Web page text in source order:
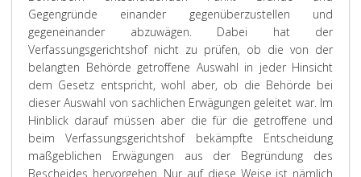
Gegengründe einander gegenüberzustellen und
gegeneinander abzuwägen. Dabei hat der
Verfassungsgerichtshof nicht zu prüfen, ob die von der
belangten Behörde getroffene Auswahl in jeder Hinsicht
dem Gesetz entspricht, wohl aber, ob die Behörde bei
dieser Auswahl von sachlichen Erwägungen geleitet war. Im
Hinblick darauf müssen aber die für die getroffene und
beim Verfassungsgerichtshof bekämpfte Entscheidung
maßgeblichen Erwägungen aus der Begründung des
Bescheides hervorgehen. Nur auf diese Weise ist nämlich